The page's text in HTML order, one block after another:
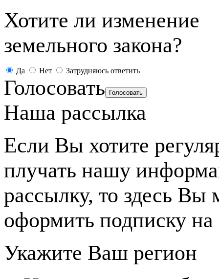
Хотите ли изменение
земельного закона?
Да Нет Затрудняюсь ответить
Голосовать
Наша рассылка
Если Вы хотите
плучать нашу
рассылку, то здесь Вы
оформить подписку на
Укажите Ваш регион